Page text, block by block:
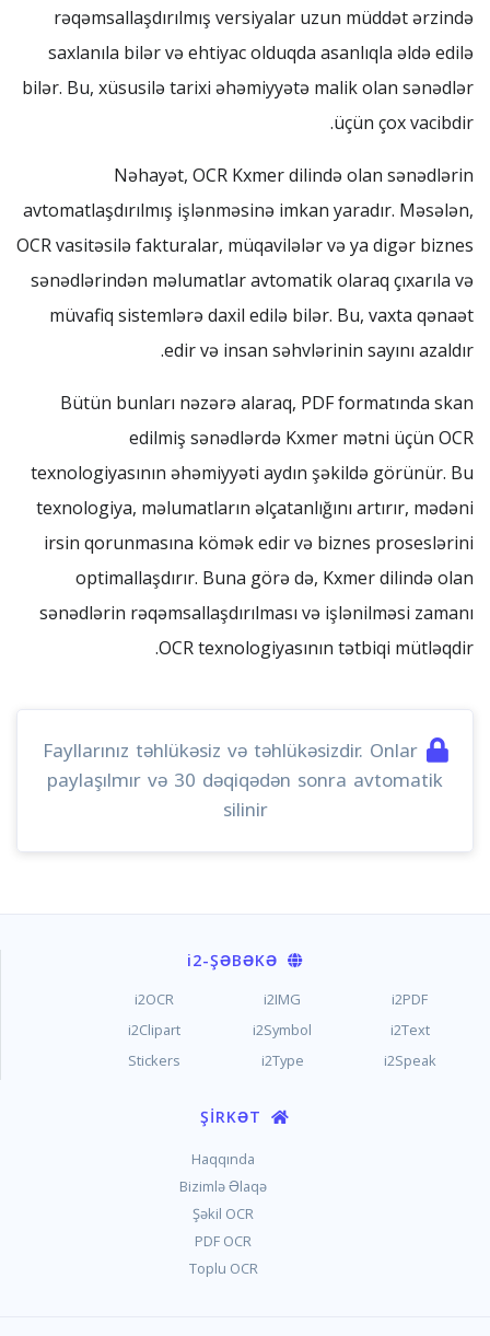
rəqəmsallaşdırılmış versiyalar uzun müddət ərzində
saxlanıla bilər və ehtiyac olduqda asanlıqla əldə edilə
bilər. Bu, xüsusilə tarixi əhəmiyyətə malik olan sənədlər
üçün çox vacibdir.
Nəhayət, OCR Kxmer dilində olan sənədlərin
avtomatlaşdırılmış işlənməsinə imkan yaradır. Məsələn,
OCR vasitəsilə fakturalar, müqavilələr və ya digər biznes
sənədlərindən məlumatlar avtomatik olaraq çıxarıla və
müvafiq sistemlərə daxil edilə bilər. Bu, vaxta qənaət
edir və insan səhvlərinin sayını azaldır.
Bütün bunları nəzərə alaraq, PDF formatında skan
edilmiş sənədlərdə Kxmer mətni üçün OCR
texnologiyasının əhəmiyyəti aydın şəkildə görünür. Bu
texnologiya, məlumatların əlçatanlığını artırır, mədəni
irsin qorunmasına kömək edir və biznes proseslərini
optimallaşdırır. Buna görə də, Kxmer dilində olan
sənədlərin rəqəmsallaşdırılması və işlənilməsi zamanı
OCR texnologiyasının tətbiqi mütləqdir.
Fayllarınız təhlükəsiz və təhlükəsizdir. Onlar
paylaşılmır və 30 dəqiqədən sonra avtomatik
silinir
i2-ŞƏBƏKƏ
i2PDF
i2IMG
i2OCR
i2Text
i2Symbol
i2Clipart
i2Speak
i2Type
Stickers
Haqqında
Bizimlə Əlaqə
Şəkil OCR
PDF OCR
Toplu OCR